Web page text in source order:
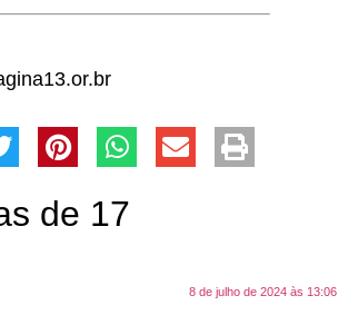
de 17
8 de julho de 2024 às 13:06